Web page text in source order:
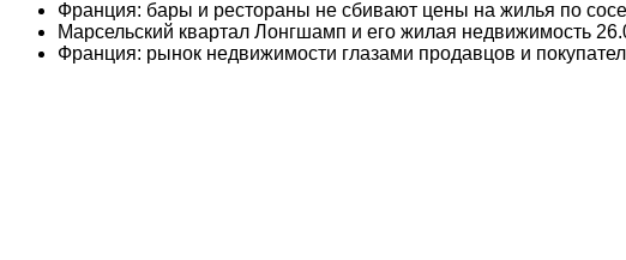
Франция: бары и рестораны не сбивают цены на жилья по
Марсельский квартал Лонгшамп и его жилая недвижимость
Франция: рынок недвижимости глазами продавцов и